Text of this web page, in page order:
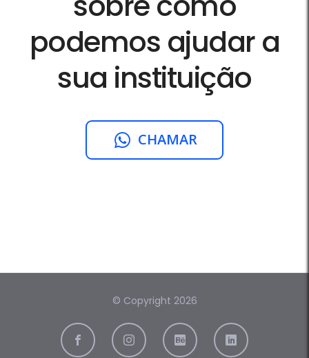
podemos ajudar a
sua instituição
CHAMAR
© Copyright 2026